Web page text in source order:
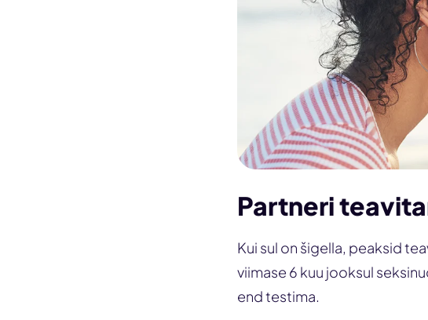
Partneri
Kui sul on šigella, peaksid
viimase 6 kuu jooksul
end testima.